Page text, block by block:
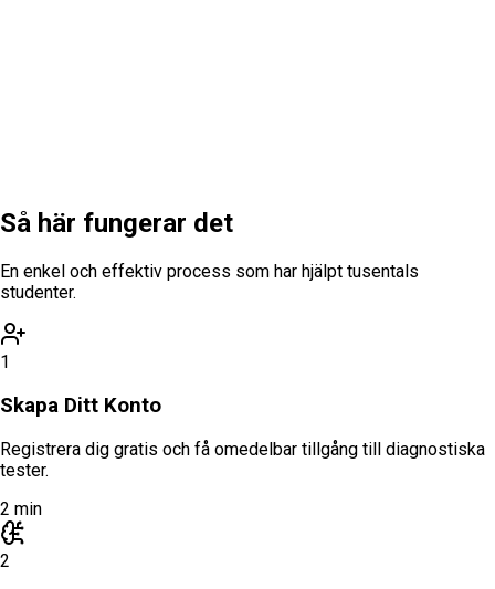
Så här fungerar det
En enkel och effektiv process som har hjälpt tusentals
studenter.
1
Skapa Ditt Konto
Registrera dig gratis och få omedelbar tillgång till diagnostiska
tester.
2 min
2